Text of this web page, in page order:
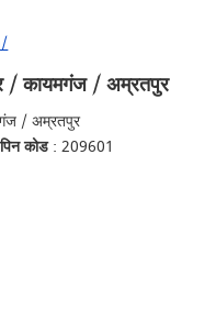
/ कायमगंज / अम्रतपुर
/ अम्रतपुर
पिन कोड: 209601